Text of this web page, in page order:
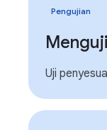
Pengujian
Uji